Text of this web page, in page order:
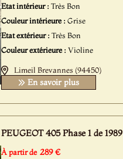
Etat intérieur : Très Bon
Couleur intérieure : Grise
Etat extérieur : Très Bon
Couleur extérieure : Violine
Limeil Brevannes (94450)
En savoir plus
PEUGEOT 405 Phase 1 de 1989
À partir de 289 €